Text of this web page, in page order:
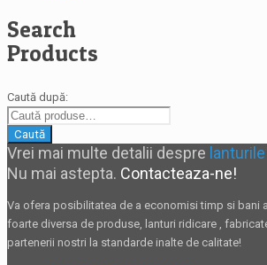
Search
Products
Caută după:
Caută
Vrei mai multe detalii despre
Nu mai astepta. Contacteaza-ne!
Va ofera posibilitatea de a economisi timp si bani
foarte diversa de produse, lanturi ridicare ,
partenerii nostri la standarde inalte de calitate!